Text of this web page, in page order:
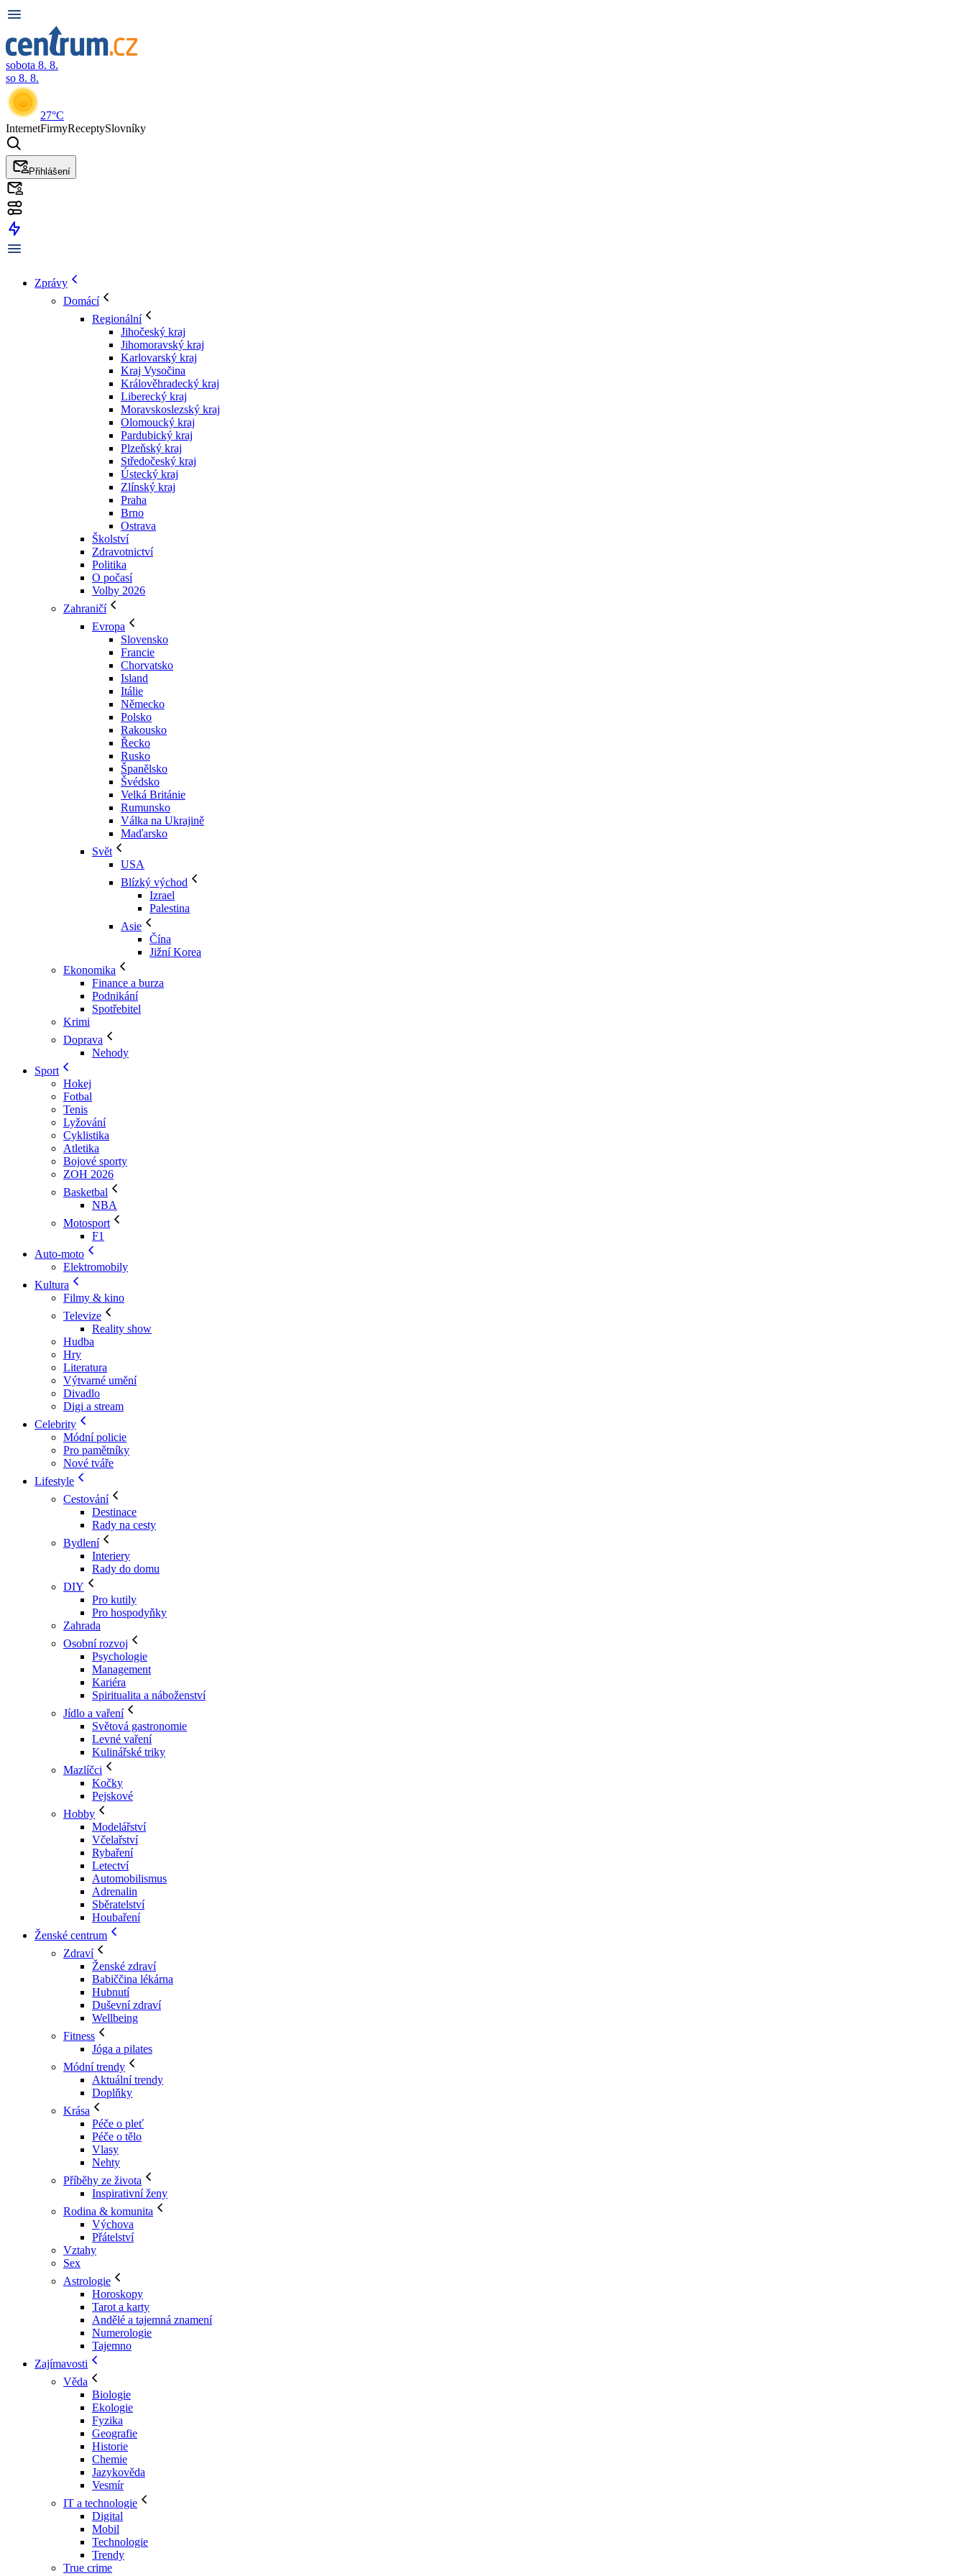
sobota 8. 8.
so 8. 8.
27°C
InternetFirmyReceptySlovníky
Přihlášení
Zprávy
Domácí
Regionální
Jihočeský kraj
Jihomoravský kraj
Karlovarský kraj
Kraj Vysočina
Králověhradecký kraj
Liberecký kraj
Moravskoslezský kraj
Olomoucký kraj
Pardubický kraj
Plzeňský kraj
Středočeský kraj
Ústecký kraj
Zlínský kraj
Praha
Brno
Ostrava
Školství
Zdravotnictví
Politika
O počasí
Volby 2026
Zahraničí
Evropa
Slovensko
Francie
Chorvatsko
Island
Itálie
Německo
Polsko
Rakousko
Řecko
Rusko
Španělsko
Švédsko
Velká Británie
Rumunsko
Válka na Ukrajině
Maďarsko
Svět
USA
Blízký východ
Izrael
Palestina
Asie
Čína
Jižní Korea
Ekonomika
Finance a burza
Podnikání
Spotřebitel
Krimi
Doprava
Nehody
Sport
Hokej
Fotbal
Tenis
Lyžování
Cyklistika
Atletika
Bojové sporty
ZOH 2026
Basketbal
NBA
Motosport
F1
Auto-moto
Elektromobily
Kultura
Filmy & kino
Televize
Reality show
Hudba
Hry
Literatura
Výtvarné umění
Divadlo
Digi a stream
Celebrity
Módní policie
Pro pamětníky
Nové tváře
Lifestyle
Cestování
Destinace
Rady na cesty
Bydlení
Interiery
Rady do domu
DIY
Pro kutily
Pro hospodyňky
Zahrada
Osobní rozvoj
Psychologie
Management
Kariéra
Spiritualita a náboženství
Jídlo a vaření
Světová gastronomie
Levné vaření
Kulinářské triky
Mazlíčci
Kočky
Pejskové
Hobby
Modelářství
Včelařství
Rybaření
Letectví
Automobilismus
Adrenalin
Sběratelství
Houbaření
Ženské centrum
Zdraví
Ženské zdraví
Babiččina lékárna
Hubnutí
Duševní zdraví
Wellbeing
Fitness
Jóga a pilates
Módní trendy
Aktuální trendy
Doplňky
Krása
Péče o pleť
Péče o tělo
Vlasy
Nehty
Příběhy ze života
Inspirativní ženy
Rodina & komunita
Výchova
Přátelství
Vztahy
Sex
Astrologie
Horoskopy
Tarot a karty
Andělé a tajemná znamení
Numerologie
Tajemno
Zajímavosti
Věda
Biologie
Ekologie
Fyzika
Geografie
Historie
Chemie
Jazykověda
Vesmír
IT a technologie
Digital
Mobil
Technologie
Trendy
True crime